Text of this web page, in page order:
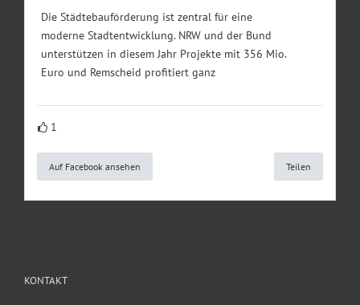
Die Städtebauförderung ist zentral für eine
moderne Stadtentwicklung. NRW und der Bund
unterstützen in diesem Jahr Projekte mit 356 Mio.
Euro und Remscheid profitiert ganz
1
Auf Facebook ansehen Teilen
KONTAKT